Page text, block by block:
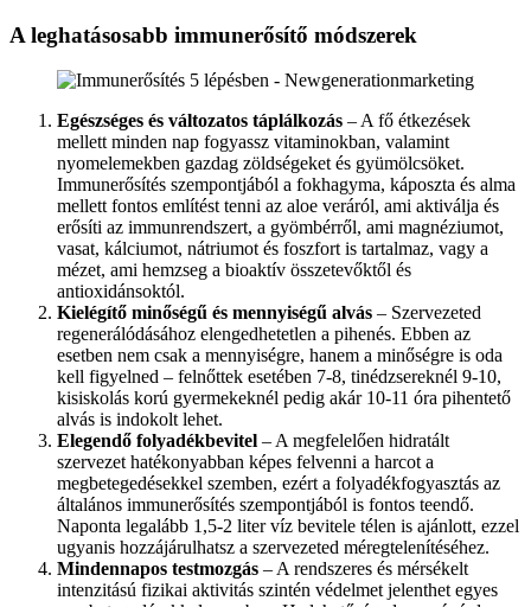
A leghatásosabb immunerősítő módszerek
Egészséges és változatos táplálkozás – A fő étkezések
mellett minden nap fogyassz vitaminokban, valamint
nyomelemekben gazdag zöldségeket és gyümölcsöket.
Immunerősítés szempontjából a fokhagyma, káposzta és alma
mellett fontos említést tenni az aloe veráról, ami aktiválja és
erősíti az immunrendszert, a gyömbérről, ami magnéziumot,
vasat, kálciumot, nátriumot és foszfort is tartalmaz, vagy a
mézet, ami hemzseg a bioaktív összetevőktől és
antioxidánsoktól.
Kielégítő minőségű és mennyiségű alvás – Szervezeted
regenerálódásához elengedhetetlen a pihenés. Ebben az
esetben nem csak a mennyiségre, hanem a minőségre is oda
kell figyelned – felnőttek esetében 7-8, tinédzsereknél 9-10,
kisiskolás korú gyermekeknél pedig akár 10-11 óra pihentető
alvás is indokolt lehet.
Elegendő folyadékbevitel – A megfelelően hidratált
szervezet hatékonyabban képes felvenni a harcot a
megbetegedésekkel szemben, ezért a folyadékfogyasztás az
általános immunerősítés szempontjából is fontos teendő.
Naponta legalább 1,5-2 liter víz bevitele télen is ajánlott, ezzel
ugyanis hozzájárulhatsz a szervezeted méregtelenítéséhez.
Mindennapos testmozgás – A rendszeres és mérsékelt
intenzitású fizikai aktivitás szintén védelmet jelenthet egyes